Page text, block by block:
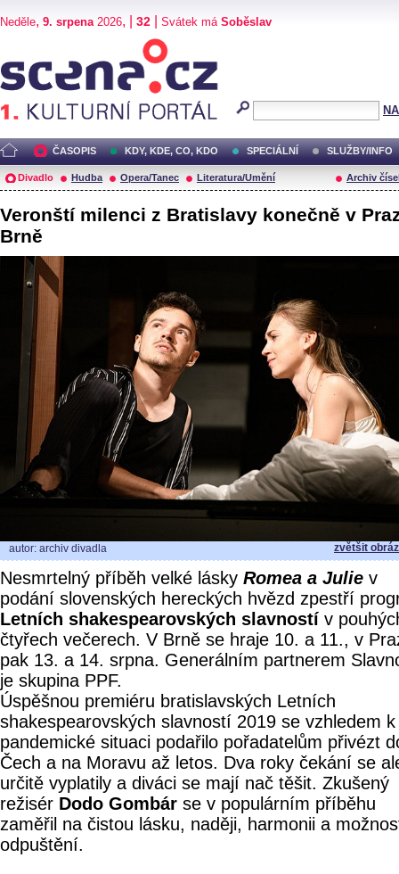
Neděle, 9. srpena2026, | 32 Svátek má Soběslav
ČASOPIS KDY, KDE, CO, KDO SPECIÁLNÍ SLUŽBY/INFO
Divadlo Hudba Opera/Tanec Literatura/Umění Archiv
Veronští milenci z Bratislavy konečně v
Brně
autor: archiv divadla zvětšit
Nesmrtelný příběh velké lásky Romea a Julie v
podání slovenských hereckých hvězd zpestří
Letních shakespearovských slavností v
čtyřech večerech. V Brně se hraje 10. a 11., v
pak 13. a 14. srpna. Generálním partnerem
je skupina PPF.
Úspěšnou premiéru bratislavských Letních
shakespearovských slavností 2019 se vzhledem k
pandemické situaci podařilo pořadatelům přivézt
Čech a na Moravu až letos. Dva roky čekání se
určitě vyplatily a diváci se mají nač těšit. Zkušený
režisér Dodo Gombár se v populárním příběhu
zaměřil na čistou lásku, naději, harmonii a
odpuštění.